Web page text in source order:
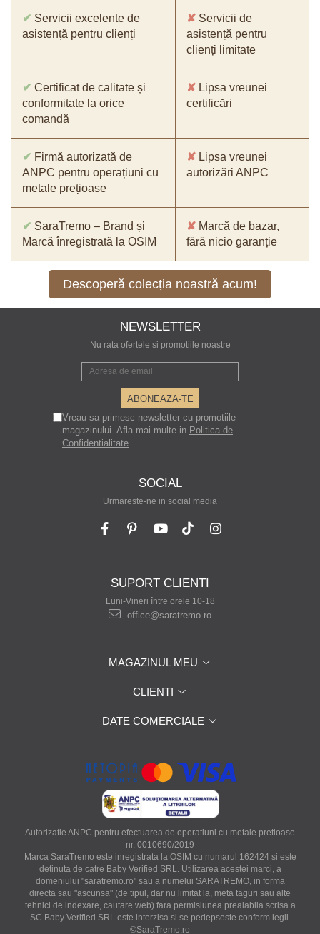
✔ Servicii excelente de
asistență pentru clienți
✘ Servicii de
asistență pentru
clienți limitate
✔ Certificat de calitate și
conformitate la orice
comandă
✘ Lipsa vreunei
certificări
✔ Firmă autorizată de
ANPC pentru operațiuni cu
metale prețioase
✘ Lipsa vreunei
autorizări ANPC
✔ SaraTremo – Brand și
Marcă înregistrată la OSIM
✘ Marcă de bazar,
fără nicio garanție
Descoperă colecția noastră acum!
NEWSLETTER
Nu rata ofertele si promotiile noastre
Vreau sa primesc newsletter cu promotiile
magazinului. Afla mai multe in Politica de
Confidentialitate
SOCIAL
Urmareste-ne in social media
SUPORT CLIENTI
Luni-Vineri între orele 10-18
office@saratremo.ro
MAGAZINUL MEU
CLIENTI
DATE COMERCIALE
Autorizatie ANPC pentru efectuarea de operatiuni cu metale pretioase
nr. 0010690/2019
Marca SaraTremo este inregistrata la OSIM cu numarul 162424 si este
detinuta de catre Baby Verified SRL. Utilizarea acestei marci, a
domeniului "saratremo.ro" sau a numelui SARATREMO, in forma
directa sau "ascunsa" (de tipul, dar nu limitat la, meta taguri sau alte
tehnici de indexare, cautare web) fara permisiunea prealabila scrisa a
SC Baby Verified SRL este interzisa si se pedepseste conform legii.
©SaraTremo.ro